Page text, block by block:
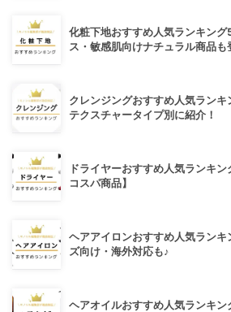
化粧下地おすすめ人気ランキン
ス・敏感肌向けナチュラル商品も
クレンジングおすすめ人気ラン
テクスチャータイプ別に紹介！
ドライヤーおすすめ人気ランキ
コスパ商品】
ヘアアイロンおすすめ人気ラン
ズ向け・海外対応も♪
ヘアオイルおすすめ人気ランキ